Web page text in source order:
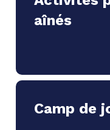
aînés
Camp de